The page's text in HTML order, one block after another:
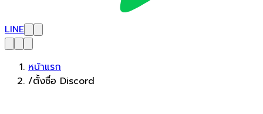
LINE
หน้าแรก
/ตั้งชื่อ Discord